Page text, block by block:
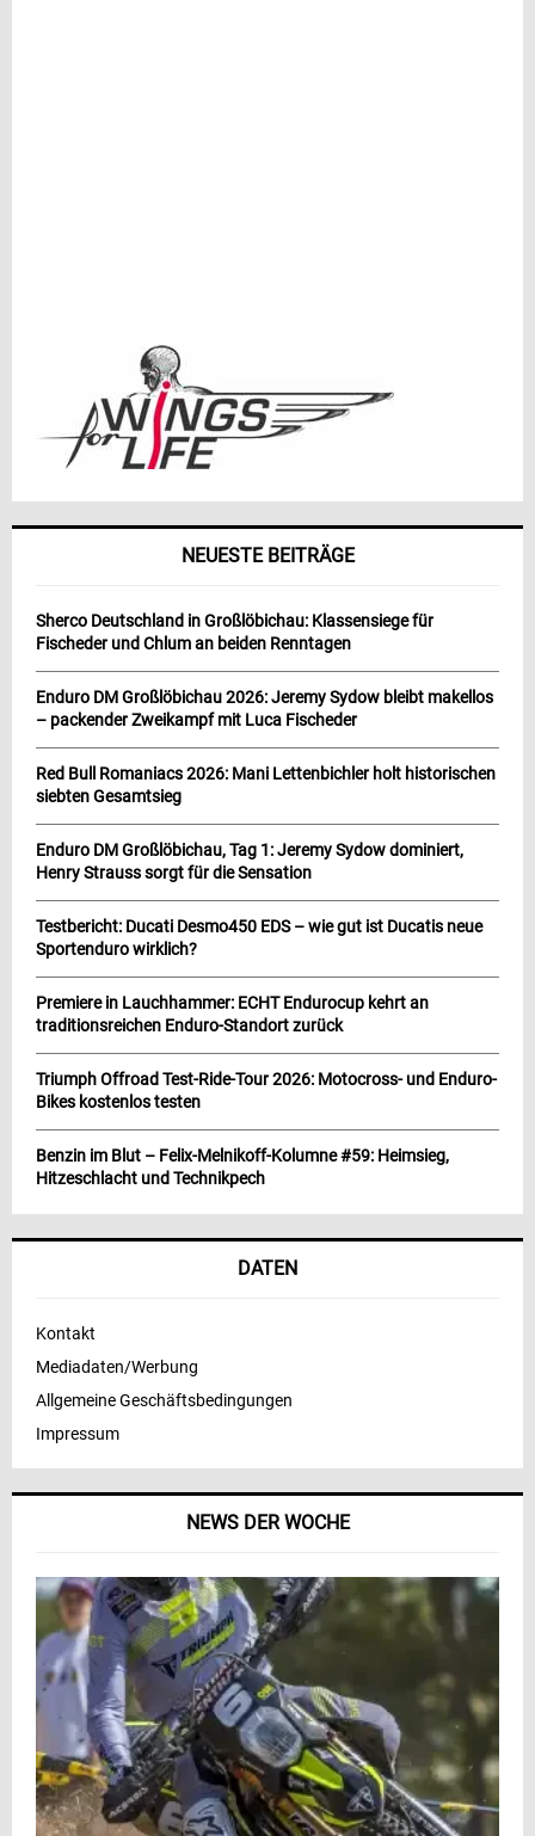
NEWS DER WOCHE
NEUESTE BEITRÄGE
Sherco Deutschland in Großlöbichau: Klassensiege für
Fischeder und Chlum an beiden Renntagen
Enduro DM Großlöbichau 2026: Jeremy Sydow bleibt makellos
– packender Zweikampf mit Luca Fischeder
Red Bull Romaniacs 2026: Mani Lettenbichler holt historischen
siebten Gesamtsieg
Enduro DM Großlöbichau, Tag 1: Jeremy Sydow dominiert,
Henry Strauss sorgt für die Sensation
Testbericht: Ducati Desmo450 EDS – wie gut ist Ducatis neue
Sportenduro wirklich?
Premiere in Lauchhammer: ECHT Endurocup kehrt an
traditionsreichen Enduro-Standort zurück
Triumph Offroad Test-Ride-Tour 2026: Motocross- und Enduro-
Bikes kostenlos testen
Benzin im Blut – Felix-Melnikoff-Kolumne #59: Heimsieg,
Hitzeschlacht und Technikpech
DATEN
Kontakt
Mediadaten/Werbung
Allgemeine Geschäftsbedingungen
Impressum